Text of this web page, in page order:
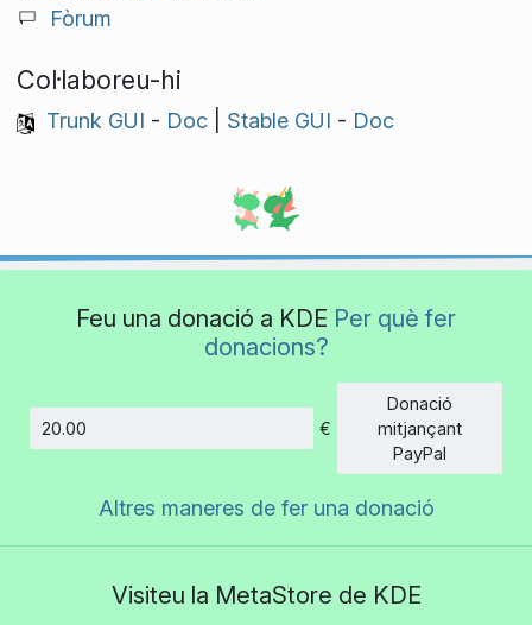
Fòrum
Col·laboreu-hi
Trunk GUI - Doc| Stable GUI - Doc
Feu una donació a KDE Per què fer
donacions?
€
Donació
mitjançant
PayPal
Altres maneres de fer una donació
Visiteu la MetaStore de KDE